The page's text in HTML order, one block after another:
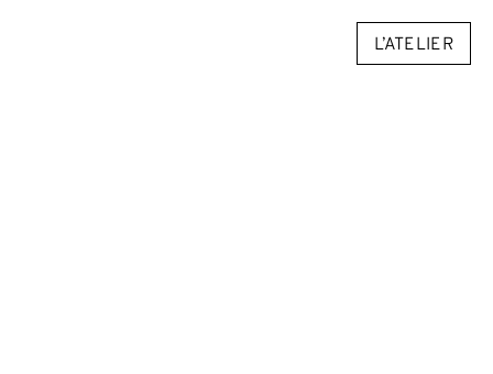
L’ATELIER